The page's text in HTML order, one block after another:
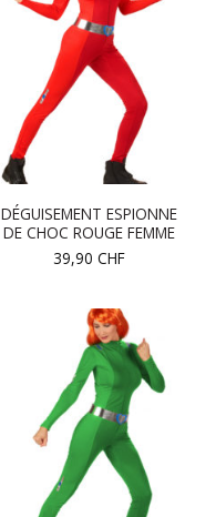
DÉGUISEMENT ESPIONNE
DE CHOC ROUGE FEMME
39,90 CHF